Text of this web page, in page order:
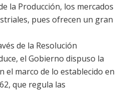
la Producción, los mercados
pues ofrecen un gran
de la Resolución
el Gobierno dispuso la
el marco de lo establecido en
que regula las